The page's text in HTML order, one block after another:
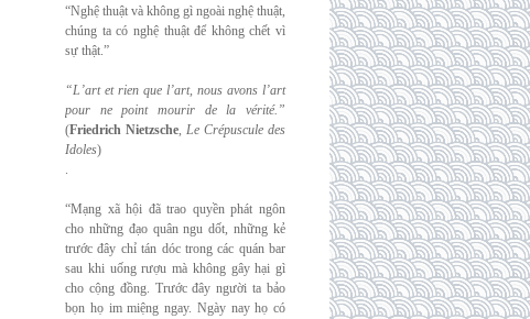
“Nghệ thuật và không gì ngoài nghệ thuật,
chúng ta có nghệ thuật để không chết vì
sự thật.”
“L’art et rien que l’art, nous avons l’art
pour ne point mourir de la vérité.”
(Friedrich Nietzsche, Le Crépuscule des
Idoles)
.
“Mạng xã hội đã trao quyền phát ngôn
cho những đạo quân ngu dốt, những kẻ
trước đây chỉ tán dóc trong các quán bar
sau khi uống rượu mà không gây hại gì
cho cộng đồng. Trước đây người ta bảo
bọn họ im miệng ngay. Ngày nay họ có